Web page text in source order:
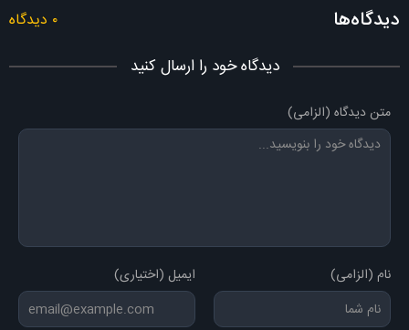
مگه مهمه که میدویی یا ولویی
رفتمم نذارین سنگ روی مزارم
به من چه توده و حذب اصلاح و اصول
مگه صفرارو برداریم حل میشه
دیدگاه‌ها ۰ دیدگاه
دیدگاه خود را ارسال کنید
متن دیدگاه (الزامی)
نام (الزامی) ایمیل (اختیاری)